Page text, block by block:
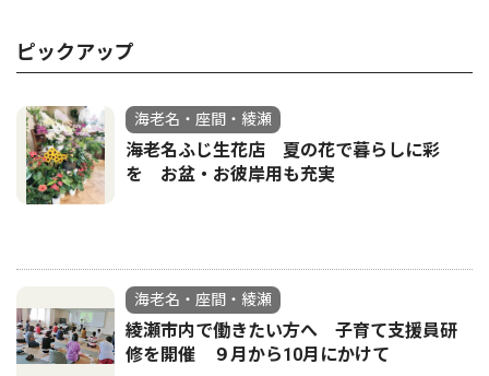
ピックアップ
海老名・座間・綾瀬
海老名ふじ生花店 夏の花で暮らしに彩
を お盆・お彼岸用も充実
海老名・座間・綾瀬
綾瀬市内で働きたい方へ 子育て支援員研
修を開催 ９月から10月にかけて